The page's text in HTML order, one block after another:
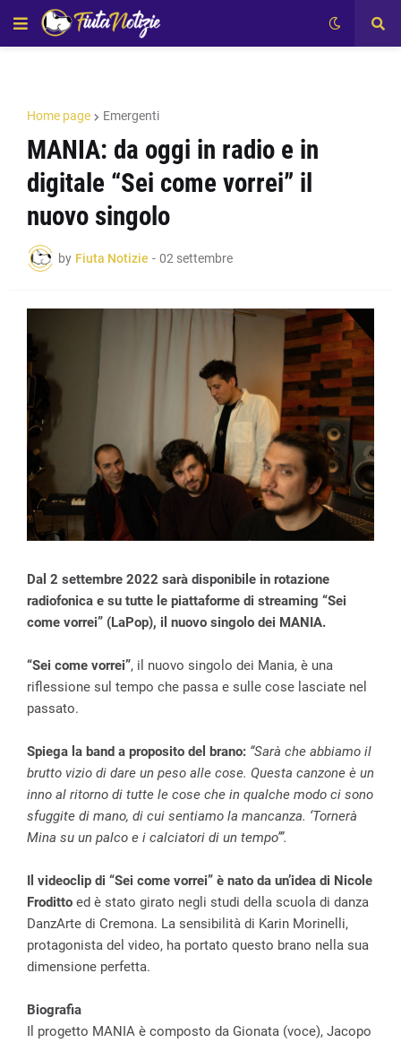
Home page Emergenti
MANIA: da oggi in radio e in
digitale “Sei come vorrei” il
nuovo singolo
by Fiuta Notizie - 02 settembre
Dal 2 settembre 2022 sarà disponibile in rotazione
radiofonica e su tutte le piattaforme di streaming “Sei
come vorrei” (LaPop), il nuovo singolo dei MANIA.
“Sei come vorrei”, il nuovo singolo dei Mania, è una
riflessione sul tempo che passa e sulle cose lasciate nel
passato.
Spiega la band a proposito del brano: “Sarà che abbiamo il
brutto vizio di dare un peso alle cose. Questa canzone è un
inno al ritorno di tutte le cose che in qualche modo ci sono
sfuggite di mano, di cui sentiamo la mancanza. ‘Tornerà
Mina su un palco e i calciatori di un tempo’”.
Il videoclip di “Sei come vorrei” è nato da un’idea di Nicole
Froditto ed è stato girato negli studi della scuola di danza
DanzArte di Cremona. La sensibilità di Karin Morinelli,
protagonista del video, ha portato questo brano nella sua
dimensione perfetta.
Biografia
Il progetto MANIA è composto da Gionata (voce), Jacopo